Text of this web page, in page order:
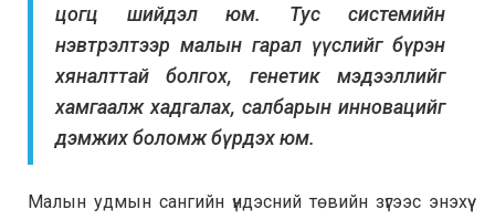
цогц шийдэл юм. Тус системийн
нэвтрэлтээр малын гарал үүслийг бүрэн
хяналттай болгох, генетик мэдээллийг
хамгаалж хадгалах, салбарын инновацийг
дэмжих боломж бүрдэх юм.
Малын удмын сангийн үндэсний төвийн зүгээс энэхүү